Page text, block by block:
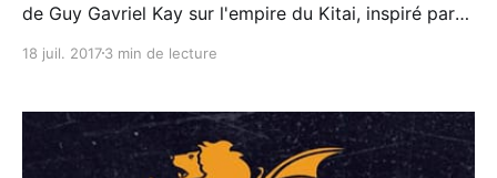
de Guy Gavriel Kay sur l'empire du Kitai, inspiré par
suite des Chevaux célestes, mais à part quelques
18 juil. 20173 min de lecture